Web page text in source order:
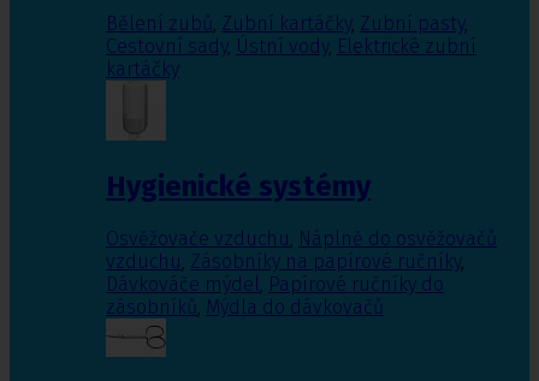
Bělení zubů, Zubní kartáčky, Zubní pasty,
Cestovní sady, Ústní vody, Elektrické zubní
kartáčky
Hygienické systémy
Osvěžovače vzduchu, Náplně do osvěžovačů
vzduchu, Zásobníky na papírové ručníky,
Dávkováče mýdel, Papírové ručníky do
zásobníků, Mýdla do dávkovačů